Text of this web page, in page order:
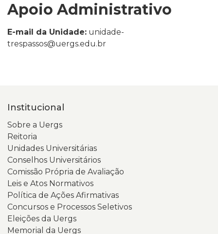
Apoio Administrativo
E-mail da Unidade: unidade-
trespassos@uergs.edu.br
Institucional
Sobre a Uergs
Reitoria
Unidades Universitárias
Conselhos Universitários
Comissão Própria de Avaliação
Leis e Atos Normativos
Política de Ações Afirmativas
Concursos e Processos Seletivos
Eleições da Uergs
Memorial da Uergs